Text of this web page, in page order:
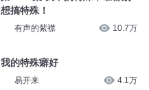
想搞特殊！
有声的紫襟 10.7万
我的特殊癖好
易开来 4.1万